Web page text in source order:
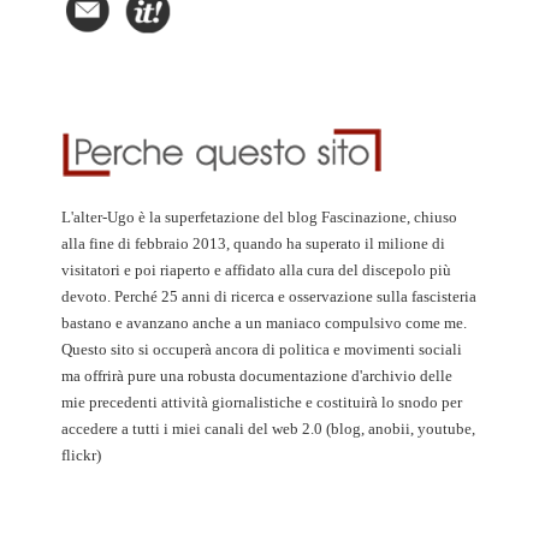
L'alter-Ugo è la superfetazione del blog Fascinazione, chiuso
alla fine di febbraio 2013, quando ha superato il milione di
visitatori e poi riaperto e affidato alla cura del discepolo più
devoto. Perché 25 anni di ricerca e osservazione sulla fascisteria
bastano e avanzano anche a un maniaco compulsivo come me.
Questo sito si occuperà ancora di politica e movimenti sociali
ma offrirà pure una robusta documentazione d'archivio delle
mie precedenti attività giornalistiche e costituirà lo snodo per
accedere a tutti i miei canali del web 2.0 (blog, anobii, youtube,
flickr)